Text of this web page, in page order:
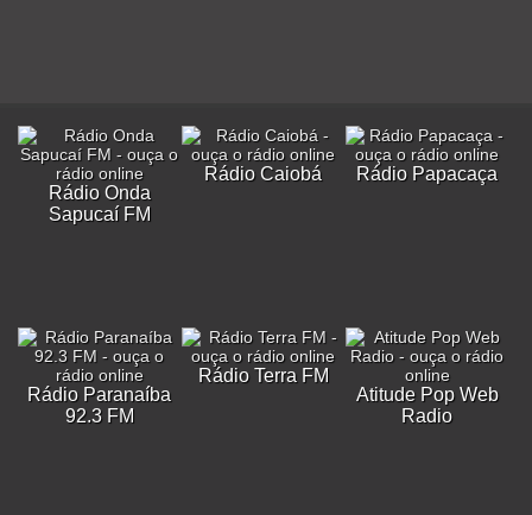
Rádio Onda
Sapucaí FM
Rádio Caiobá Rádio Papacaça
Rádio Paranaíba
92.3 FM
Rádio Terra FM
Atitude Pop Web
Radio